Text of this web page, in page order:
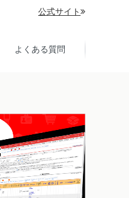
公式サイト
よくある質問